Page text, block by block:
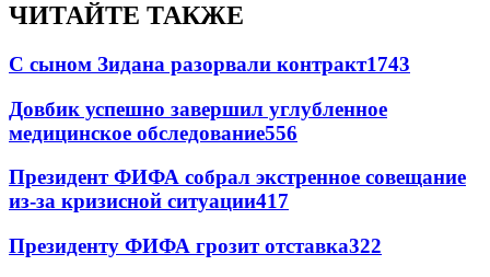
ЧИТАЙТЕ ТАКЖЕ
С сыном Зидана разорвали контракт1743
Довбик успешно завершил углубленное
медицинское обследование556
Президент ФИФА собрал экстренное совещание
из-за кризисной ситуации417
Президенту ФИФА грозит отставка322